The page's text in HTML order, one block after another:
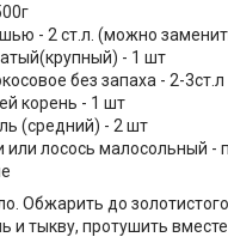
- 2 ст.л. (можно
- 1 шт
без запаха - 2-3ст.л
корень - 1 шт
(средний) - 2 шт
или лосось малосольный
Обжарить до
тыкву, протушить